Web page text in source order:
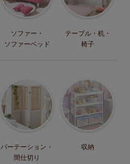
ソファー・
ソファーベッド
テーブル・机・
椅子
パーテーション・
間仕切り
収納